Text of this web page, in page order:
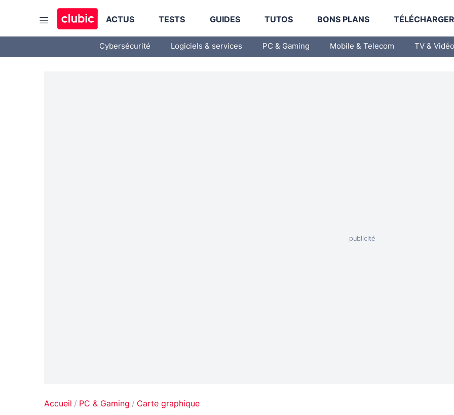
ACTUS TESTS GUIDES TUTOS BONS PLANS
Cybersécurité Logiciels & services PC & Gaming Mobile & Telecom TV & Vidéo
Accueil PC & Gaming Carte graphique